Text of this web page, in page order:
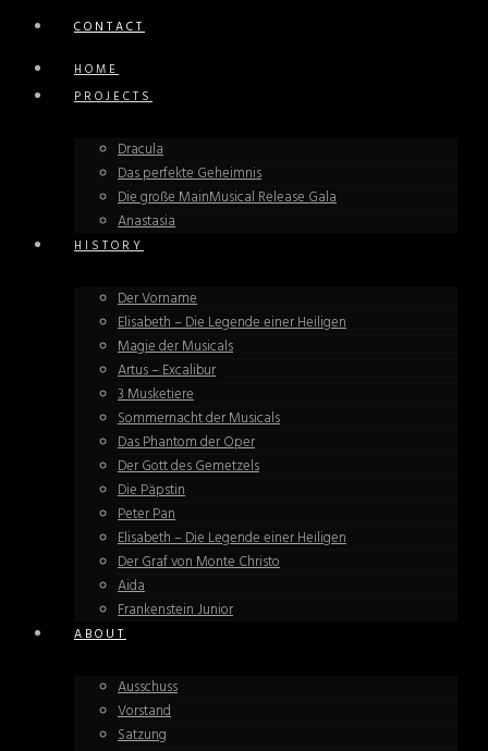
CONTACT
HOME
PROJECTS
Dracula
Das perfekte Geheimnis
Die große MainMusical Release Gala
Anastasia
HISTORY
Der Vorname
Elisabeth – Die Legende einer Heiligen
Magie der Musicals
Artus – Excalibur
3 Musketiere
Sommernacht der Musicals
Das Phantom der Oper
Der Gott des Gemetzels
Die Päpstin
Peter Pan
Elisabeth – Die Legende einer Heiligen
Der Graf von Monte Christo
Aida
Frankenstein Junior
ABOUT
Ausschuss
Vorstand
Satzung